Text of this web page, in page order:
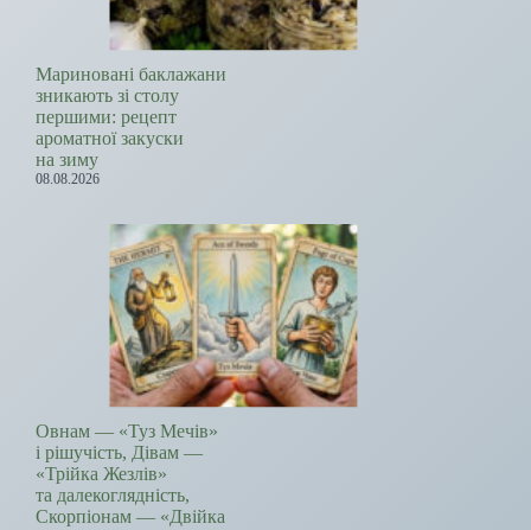
Мариновані баклажани
зникають зі столу
першими: рецепт
ароматної закуски
на зиму
08.08.2026
Овнам — «Туз Мечів»
і рішучість, Дівам —
«Трійка Жезлів»
та далекоглядність,
Скорпіонам — «Двійка